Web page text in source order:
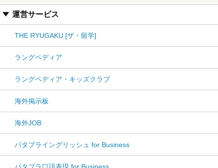
運営サービス
THE RYUGAKU [ザ・留学]
ラングペディア
ラングペディア・キッズクラブ
海外掲示板
海外JOB
パタプライングリッシュ for Business